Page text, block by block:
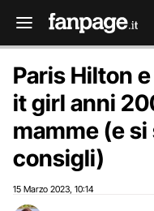
Paris Hilton
it girl anni
mamme (e
consigli)
15 Marzo 2023 10:14